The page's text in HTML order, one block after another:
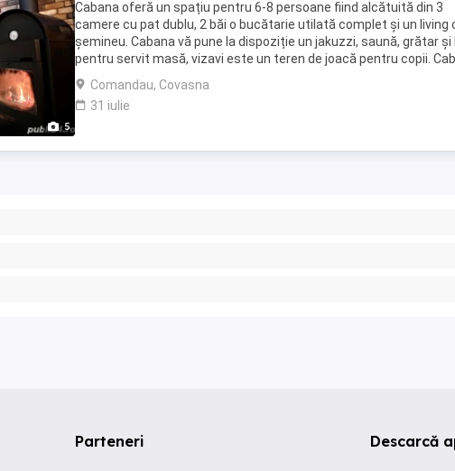
5
Cabana oferă un spațiu pentru 6-8 persoane fiind alcătuită din 3
camere cu pat dublu, 2 băi o bucătarie utilată complet și un living
șemineu. Cabana vă pune la dispoziție un jakuzzi, saună, grătar și
pentru servit masă, vizavi este un teren de joacă pentru copii.
se închiriează integral, ...
Comandau, Covasna
31 iulie
Descarcă
Parteneri